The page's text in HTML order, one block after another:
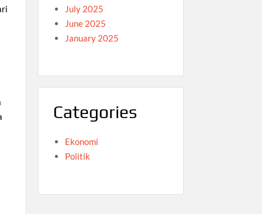
July 2025
June 2025
January 2025
Categories
Ekonomi
Politik